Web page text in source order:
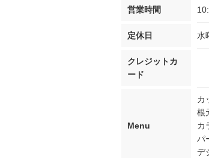
営業時間
定休日 水
クレジットカ
ード
Menu
カ
根
カ
パ
デ